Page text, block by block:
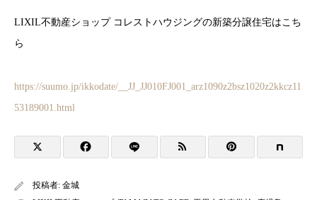
LIXIL不動産ショップ コレストハウジングの新築分譲住宅はこち
ら
https://suumo.jp/ikkodate/__JJ_JJ010FJ001_arz1090z2bsz1020z2kkcz11
53189001.html
投稿者: 金城